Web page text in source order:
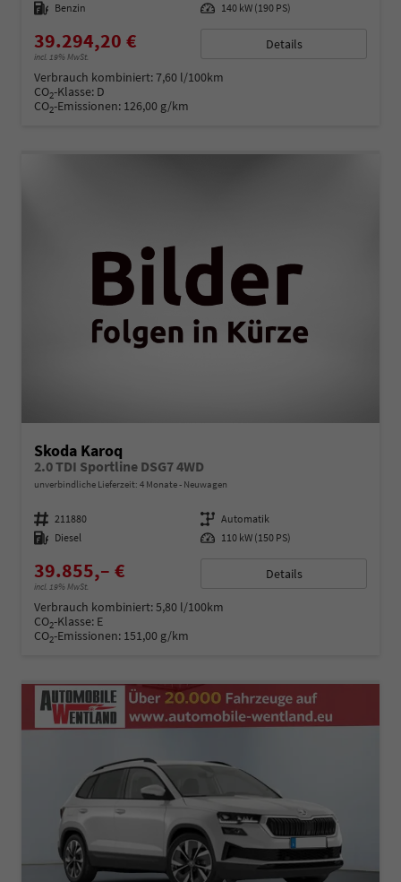
Kraftstoff Benzin Leistung 140 kW (190 PS)
39.294,20 €
incl. 19% MwSt.
Details
Verbrauch kombiniert:7,60 l/100km
CO2-Klasse: D
CO2-Emissionen: 126,00 g/km
Skoda Karoq
2.0 TDI Sportline DSG7 4WD
unverbindliche Lieferzeit: 4 Monate Neuwagen
Fahrzeugnummer 211880 Getriebe Automatik
Kraftstoff Diesel Leistung 110 kW (150 PS)
39.855,– €
incl. 19% MwSt.
Details
Verbrauch kombiniert:5,80 l/100km
CO2-Klasse: E
CO2-Emissionen: 151,00 g/km